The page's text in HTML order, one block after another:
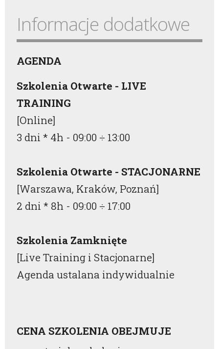
Informacje dodatkowe
AGENDA
Szkolenia Otwarte - LIVE
TRAINING
[Online]
3 dni * 4h - 09:00 ÷ 13:00
Szkolenia Otwarte - STACJONARNE
[Warszawa, Kraków, Poznań]
2 dni * 8h - 09:00 ÷ 17:00
Szkolenia Zamknięte
[Live Training i Stacjonarne]
Agenda ustalana indywidualnie
CENA SZKOLENIA OBEJMUJE